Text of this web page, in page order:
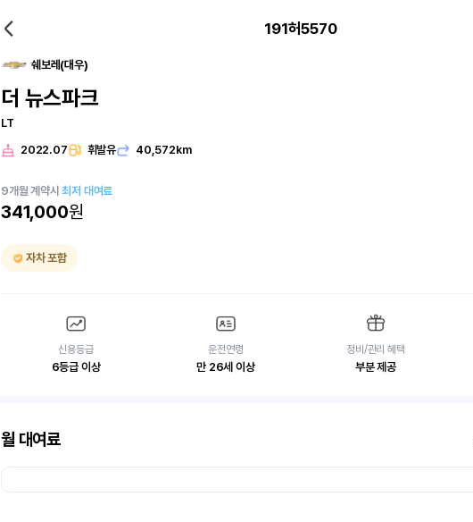
191허5570
쉐보레(대우)
더 뉴스파크
LT
2022.07 휘발유 40,572km
9개월 계약시최저 대여료
341,000원
자차 포함
신용등급
6등급 이상
운전연령
만 26세 이상
정비/관리 혜택
부분 제공
월 대여료